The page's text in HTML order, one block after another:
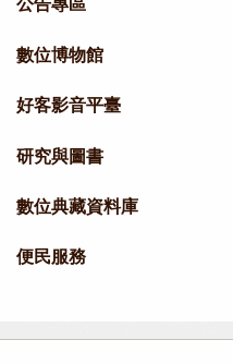
公告專區
數位博物館
好客影音平臺
研究與圖書
數位典藏資料庫
便民服務